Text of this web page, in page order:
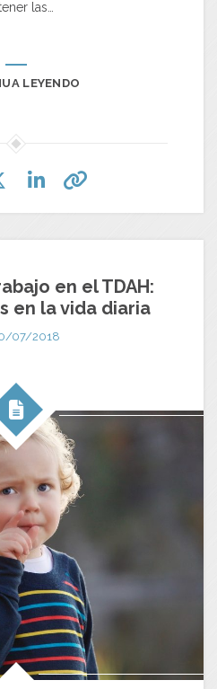
las…
LEYENDO
en el TDAH:
en la vida diaria
07/2018